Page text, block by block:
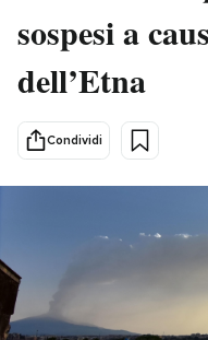
Tecnologia
Internet
Scienza
Cultura
Economia
Sport
PODCAST
sospesi a
dell’Etna
Condividi